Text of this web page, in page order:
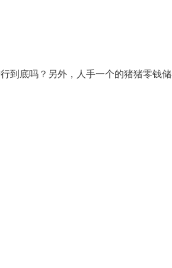
到底吗？另外，人手一个的猪猪零钱